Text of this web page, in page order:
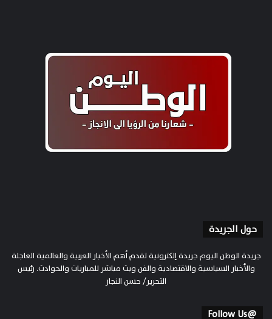
حول الجريدة
جريدة الوطن اليوم جريدة إلكترونية تقدم أهم الأخبار العربية والعالمية العاجلة
والأخبار السياسية والاقتصادية والفن وبث مباشر للمباريات والحوادث. رئيس
التحرير/ حسن النجار
@Follow Us